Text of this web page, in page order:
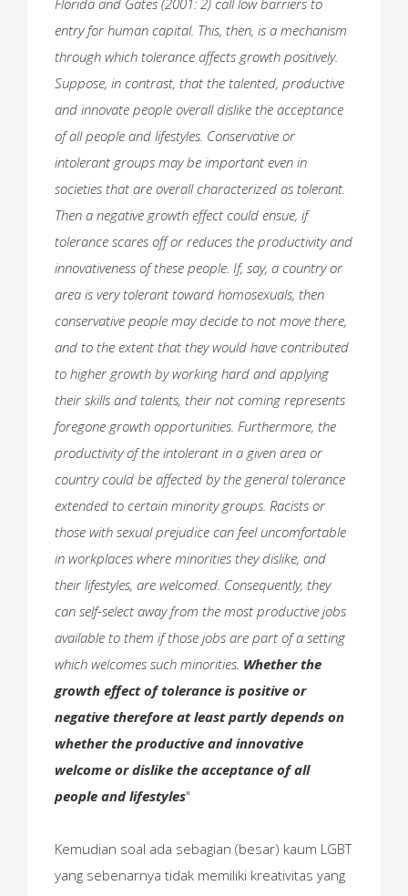
entry for human capital. This, then, is a mechanism
through which tolerance affects growth positively.
Suppose, in contrast, that the talented, productive
and innovate people overall dislike the acceptance
of all people and lifestyles. Conservative or
intolerant groups may be important even in
societies that are overall characterized as tolerant.
Then a negative growth effect could ensue, if
tolerance scares off or reduces the productivity and
innovativeness of these people. If, say, a country or
area is very tolerant toward homosexuals, then
conservative people may decide to not move there,
and to the extent that they would have contributed
to higher growth by working hard and applying
their skills and talents, their not coming represents
foregone growth opportunities. Furthermore, the
productivity of the intolerant in a given area or
country could be affected by the general tolerance
extended to certain minority groups. Racists or
those with sexual prejudice can feel uncomfortable
in workplaces where minorities they dislike, and
their lifestyles, are welcomed. Consequently, they
can self-select away from the most productive jobs
available to them if those jobs are part of a setting
which welcomes such minorities. Whether the
growth effect of tolerance is positive or
negative therefore at least partly depends on
whether the productive and innovative
welcome or dislike the acceptance of all
people and lifestyles"
Kemudian soal ada sebagian (besar) kaum LGBT
yang sebenarnya tidak memiliki kreativitas yang